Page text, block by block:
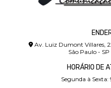
Av. Luiz Dumont Villares,
São Paulo -
HORÁRIO DE
Segunda à